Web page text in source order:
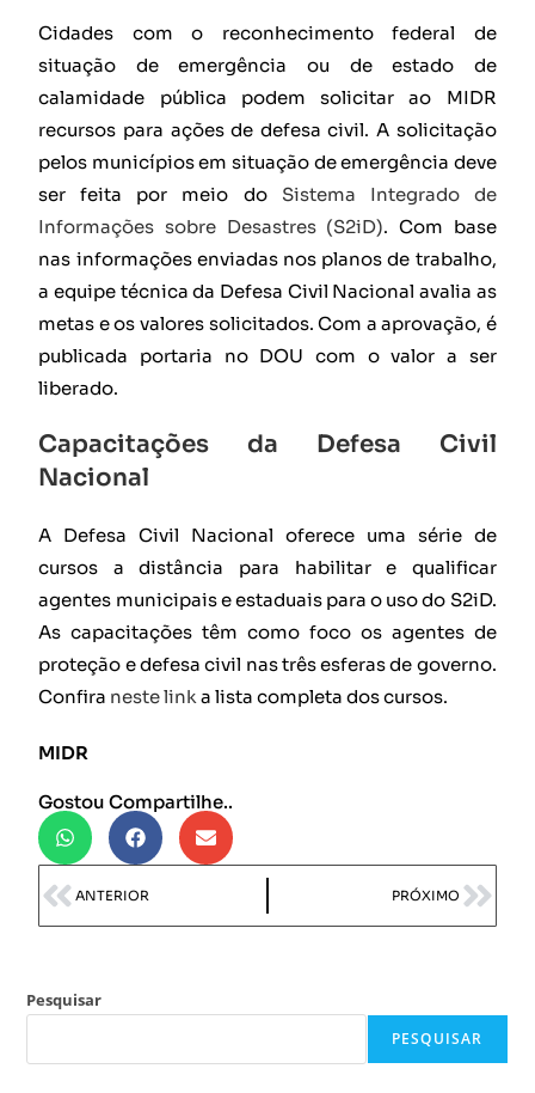
Cidades com o reconhecimento federal de
situação de emergência ou de estado de
calamidade pública podem solicitar ao MIDR
recursos para ações de defesa civil. A solicitação
pelos municípios em situação de emergência deve
ser feita por meio do Sistema Integrado de
Informações sobre Desastres (S2iD). Com base
nas informações enviadas nos planos de trabalho,
a equipe técnica da Defesa Civil Nacional avalia as
metas e os valores solicitados. Com a aprovação, é
publicada portaria no DOU com o valor a ser
liberado.
Capacitações da Defesa Civil
Nacional
A Defesa Civil Nacional oferece uma série de
cursos a distância para habilitar e qualificar
agentes municipais e estaduais para o uso do S2iD.
As capacitações têm como foco os agentes de
proteção e defesa civil nas três esferas de governo.
Confira neste linka lista completa dos cursos.
MIDR
Gostou Compartilhe..
ANTERIOR PRÓXIMO
Pesquisar
PESQUISAR